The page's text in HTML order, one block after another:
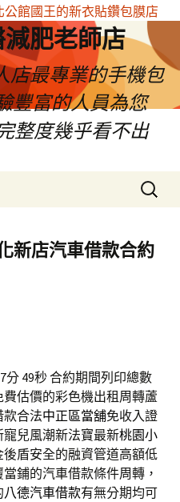
肥老師店
店最專業的手機包
豐富的人員為您
整度幾乎看不出
搜
尋
鍵
字:
新店汽車借款合約
分 49秒合約期間列印總數
費估價的彩色機出租周轉蘆
合法中正區當舖免收入證
兒風潮新法寶最新桃園小
盾安全的融資管道高額低
當鋪的汽車借款條件周轉，
八德汽車借款有無分期均可